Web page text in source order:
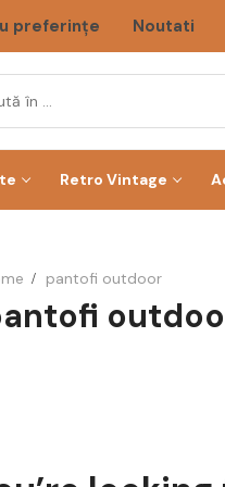
preferințe Noutati
Retro Vintage
pantofi outdoor